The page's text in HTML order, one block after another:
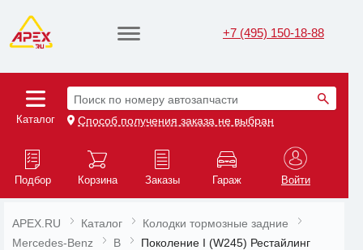
+7 (495) 150-18-88
Каталог
Поиск по номеру автозапчасти
Способ получения заказа не выбран
Подбор Корзина Заказы Гараж Войти
APEX.RU Каталог
Колодки тормозные задние
Mercedes-Benz
B Поколение I (W245) Рестайлинг